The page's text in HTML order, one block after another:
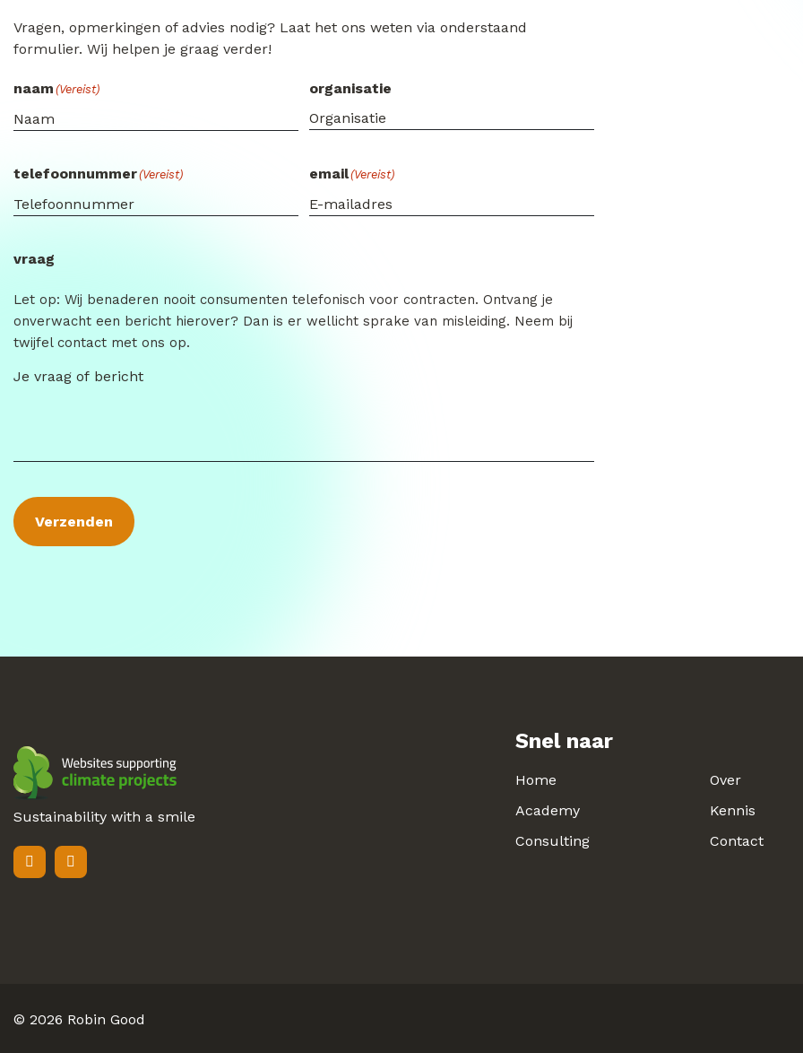
Vragen, opmerkingen of advies nodig? Laat het ons weten via onderstaand
formulier. Wij helpen je graag verder!
naam (Vereist) organisatie
telefoonnummer(Vereist) email(Vereist)
vraag
Let op: Wij benaderen nooit consumenten telefonisch voor contracten. Ontvang je
onverwacht een bericht hierover? Dan is er wellicht sprake van misleiding. Neem bij
twijfel contact met ons op.
Sustainability with a smile
Snel naar
Home
Academy
Consulting
Over
Kennis
Contact
© 2026 Robin Good